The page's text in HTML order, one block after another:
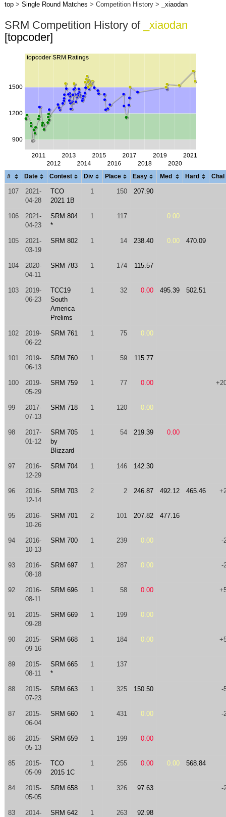
top> Single Round Matches > Competition History > _xiaodan
SRM Competition History of
_xiaodan
[topcoder]
# Date Contest Div Place Easy Med Hard Chal
107
2021-
04-28
TCO
2021 1B
1 150 207.90
106
2021-
04-23
SRM 804
*
1 117 0.00
105
2021-
03-19
SRM 802 1 14 238.40 0.00 470.09
104
2020-
04-11
SRM 783 1 174 115.57
103
2019-
06-23
TCC19
South
America
Prelims
1 32 0.00 495.39 502.51
102
2019-
06-22
SRM 761 1 75 0.00
101
2019-
06-13
SRM 760 1 59 115.77
100
2019-
05-29
SRM 759 1 77 0.00
99
2017-
07-13
SRM 718 1 120 0.00
98
2017-
01-12
SRM 705
by
Blizzard
1 54 219.39 0.00
97
2016-
12-29
SRM 704 1 146 142.30
96
2016-
12-14
SRM 703 2 2 246.87 492.12 465.46
95
2016-
10-26
SRM 701 2 101 207.82 477.16
94
2016-
10-13
SRM 700 1 239 0.00 -
93
2016-
08-18
SRM 697 1 287 0.00 -
92
2016-
08-11
SRM 696 1 58 0.00
91
2015-
09-28
SRM 669 1 199 0.00
90
2015-
09-16
SRM 668 1 184 0.00
89
2015-
08-11
SRM 665
*
1 137
88
2015-
07-23
SRM 663 1 325 150.50 -
87
2015-
06-04
SRM 660 1 431 0.00 -
86
2015-
05-13
SRM 659 1 199 0.00
85
2015-
05-09
TCO
2015 1C
1 255 0.00 0.00 568.84
84
2015-
05-05
SRM 658 1 326 97.63 -
83
2014-
SRM 642 1 263 92.98